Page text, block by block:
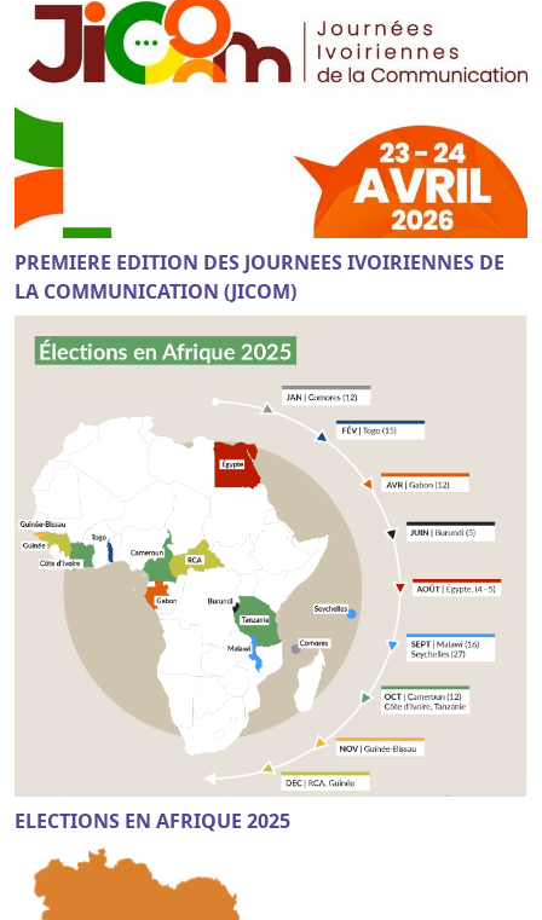
PREMIERE EDITION DES JOURNEES IVOIRIENNES DE
LA COMMUNICATION (JICOM)
ELECTIONS EN AFRIQUE 2025